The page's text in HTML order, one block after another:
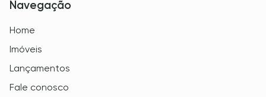
Navegação
Home
Imóveis
Lançamentos
Fale conosco